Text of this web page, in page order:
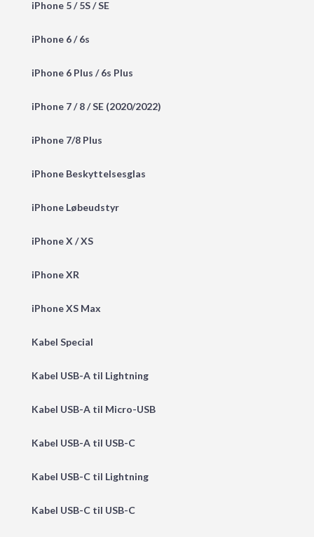
iPhone 5 / 5S / SE
iPhone 6 / 6s
iPhone 6 Plus / 6s Plus
iPhone 7 / 8 / SE (2020/2022)
iPhone 7/8 Plus
iPhone Beskyttelsesglas
iPhone Løbeudstyr
iPhone X / XS
iPhone XR
iPhone XS Max
Kabel Special
Kabel USB-A til Lightning
Kabel USB-A til Micro-USB
Kabel USB-A til USB-C
Kabel USB-C til Lightning
Kabel USB-C til USB-C